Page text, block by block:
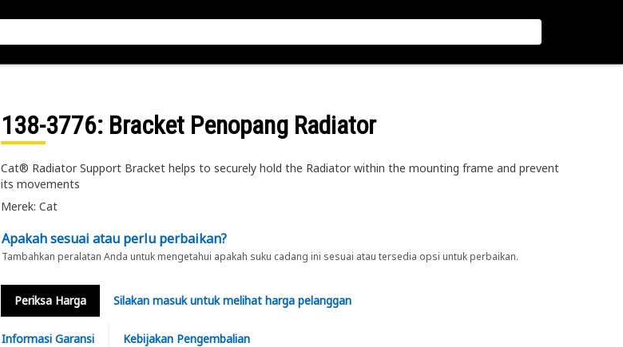
138-3776: Bracket Penopang Radiator
Cat® Radiator Support Bracket helps to securely hold the Radiator within the mounting frame and prevent
its movements
Merek: Cat
Apakah sesuai atau perlu perbaikan?
Tambahkan peralatan Anda untuk mengetahui apakah suku cadang ini sesuai atau tersedia opsi untuk perbaikan.
Periksa Harga Silakan masuk untuk melihat harga pelanggan
Informasi Garansi Kebijakan Pengembalian